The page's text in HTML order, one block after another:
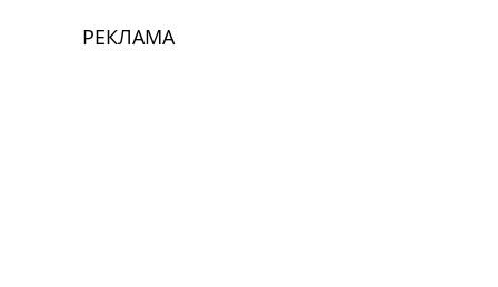
РЕКЛАМА